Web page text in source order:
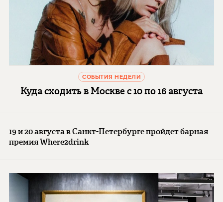
СОБЫТИЯ НЕДЕЛИ
Куда сходить в Москве с 10 по 16 августа
19 и 20 августа в Санкт-Петербурге пройдет барная
премия Where2drink